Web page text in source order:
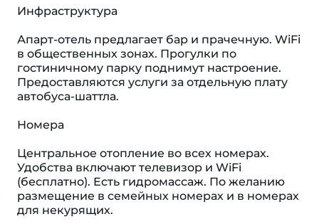
Инфраструктура
Апарт-отель предлагает бар и прачечную. WiFi
в общественных зонах. Прогулки по
гостиничному парку поднимут настроение.
Предоставляются услуги за отдельную плату
автобуса-шаттла.
Номера
Центральное отопление во всех номерах.
Удобства включают телевизор и WiFi
(бесплатно). Eсть гидромассаж. По желанию
размещение в семейных номерах и в номерах
для некурящих.